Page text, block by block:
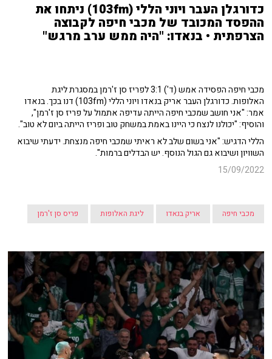
כדורגלן העבר ויוני הללי (103fm) ניתחו את
ההפסד המכובד של מכבי חיפה לקבוצה
הצרפתית • בנאדו: "היה ממש ערב מרגש"
מכבי חיפה הפסידה אמש (ד') 3:1 לפריז סן ז'רמן במסגרת ליגת
האלופות. כדורגלן העבר אריק בנאדו ויוני הללי (103fm) דנו בכך. בנאדו
אמר: "אני חושב שמכבי חיפה הייתה עדיפה אתמול על פריז סן ז'רמן",
והוסיף: "יכולנו לנצח כי היינו באמת במשחק טוב ופריז הייתה ביום לא טוב".
הללי הדגיש: "אני בשום שלב לא ראיתי שמכבי חיפה מנצחת. ידעתי שיבוא
השוויון ושיבוא גם הגול הנוסף. יש הבדלים ברמות".
15/09/2022
מכבי חיפה אריק בנאדו ליגת האלופות פריס סן ז'רמן